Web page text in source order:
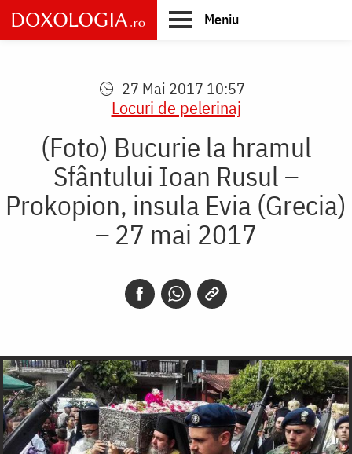
Skip
to
main
Meniu
27 Mai 2017 10:57
Locuri de pelerinaj
(Foto) Bucurie la hramul
Sfântului Ioan Rusul –
Prokopion, insula Evia (Grecia)
– 27 mai 2017